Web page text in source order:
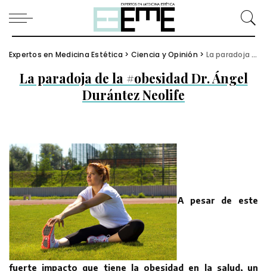
Expertos en Medicina Estética > Ciencia y Opinión > La paradoja de la #obesidad Dr. Ángel Durántez Neolife
La paradoja de la #obesidad Dr. Ángel
Durántez Neolife
A pesar de este
fuerte impacto que tiene la obesidad en la salud, un